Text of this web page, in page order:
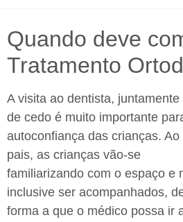
Quando deve
Tratamento
A visita ao dentista,
de cedo é muito importante
autoconfiança das crianças.
pais, as crianças vão-se
familiarizando com o espaço e
inclusive ser acompanhados,
forma a que o médico possa ir